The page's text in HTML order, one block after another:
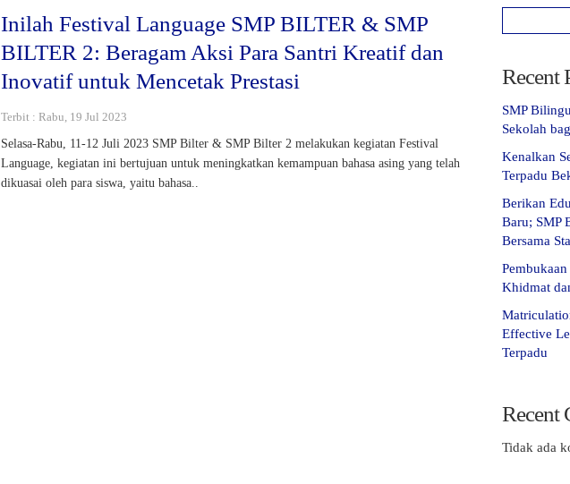
Inilah Festival Language SMP BILTER & SMP
BILTER 2: Beragam Aksi Para Santri Kreatif dan
Inovatif untuk Mencetak Prestasi
Terbit : Rabu, 19 Jul 2023
Selasa-Rabu, 11-12 Juli 2023 SMP Bilter & SMP Bilter 2 melakukan kegiatan Festival
Language, kegiatan ini bertujuan untuk meningkatkan kemampuan bahasa asing yang telah
dikuasai oleh para siswa, yaitu bahasa..
Recent
SMP
Sekolah
Kenalkan
Terpadu
Berikan
Baru; SMP
Bersama
Khidmat
Effective
Terpadu
Recent
Tidak ada